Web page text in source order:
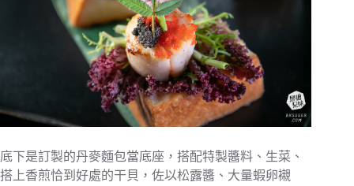
底下是訂製的丹麥麵包當底座，搭配特製醬料、生菜、
搭上香煎恰到好處的干貝，佐以松露醬、大量蝦卵襯